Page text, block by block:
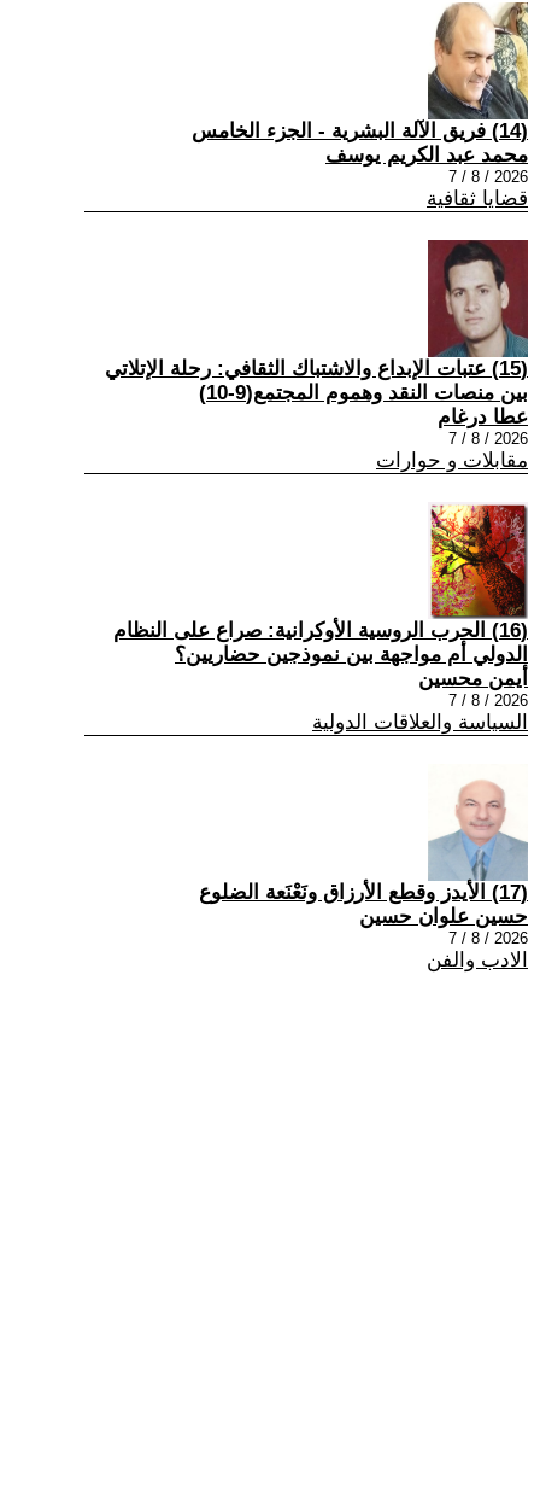
(14) فريق الآلة البشرية - الجزء الخامس
محمد عبد الكريم يوسف
2026 / 8 / 7
قضايا ثقافية
(15) عتبات الإبداع والاشتباك الثقافي: رحلة الإتلاتي
بين منصات النقد وهموم المجتمع(9-10)
عطا درغام
2026 / 8 / 7
مقابلات و حوارات
(16) الحرب الروسية الأوكرانية: صراع على النظام
الدولي أم مواجهة بين نموذجين حضاريين؟
أيمن محسين
2026 / 8 / 7
السياسة والعلاقات الدولية
(17) الأيدز وقطع الأرزاق ونَعْنَعة الضلوع
حسين علوان حسين
2026 / 8 / 7
الادب والفن